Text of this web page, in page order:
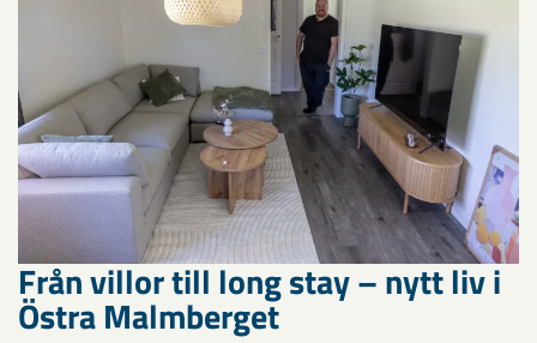
Från villor till long stay – nytt liv i
Östra Malmberget